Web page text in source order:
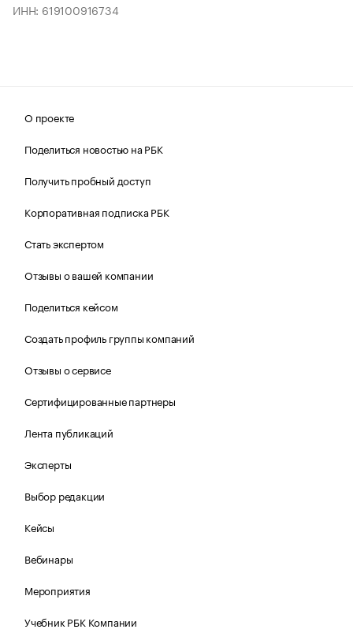
ИНН: 619100916734
О проекте
Поделиться новостью на РБК
Получить пробный доступ
Корпоративная подписка РБК
Стать экспертом
Отзывы о вашей компании
Поделиться кейсом
Создать профиль группы компаний
Отзывы о сервисе
Сертифицированные партнеры
Лента публикаций
Эксперты
Выбор редакции
Кейсы
Вебинары
Мероприятия
Учебник РБК Компании